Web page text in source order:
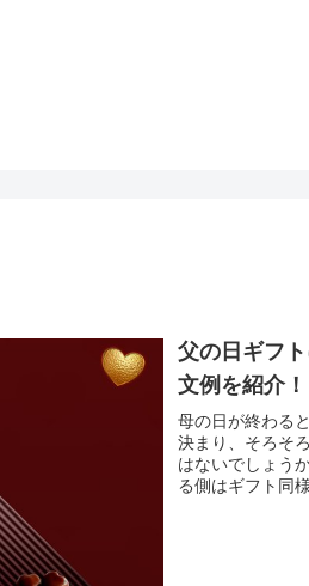
父の日ギフ
文例を紹介！
母の日が終わる
決まり、そろそ
はないでしょう
る側はギフト同